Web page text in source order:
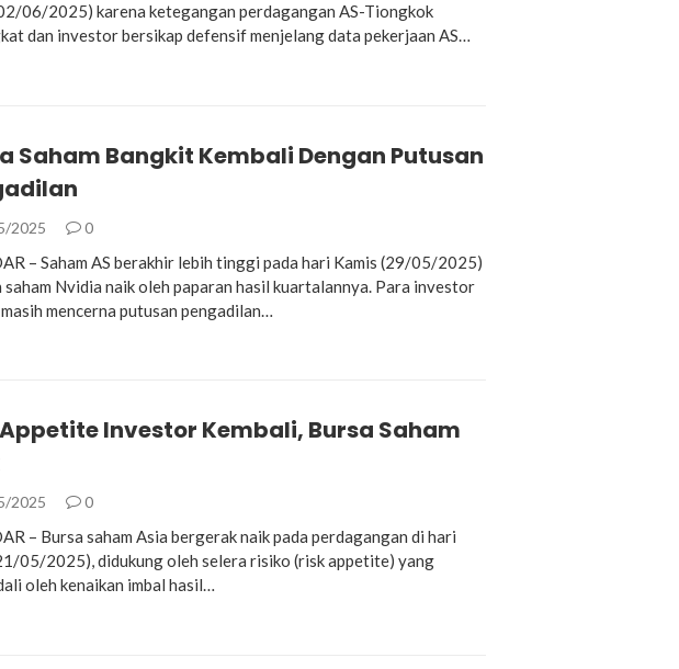
06/2025) karena ketegangan perdagangan AS-Tiongkok
dan investor bersikap defensif menjelang data pekerjaan AS…
Saham Bangkit Kembali Dengan Putusan
2025 0
– Saham AS berakhir lebih tinggi pada hari Kamis (29/05/2025)
saham Nvidia naik oleh paparan hasil kuartalannya. Para investor
mencerna putusan pengadilan…
Investor Kembali, Bursa Saham
2025 0
– Bursa saham Asia bergerak naik pada perdagangan di hari
05/2025), didukung oleh selera risiko (risk appetite) yang
oleh kenaikan imbal hasil…